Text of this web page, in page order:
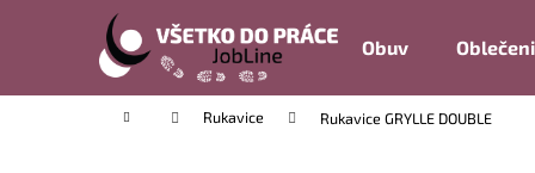
Obuv
Domov Rukavice Rukavice GRYLLE DOUBLE
í
Späť
do
Späť
do